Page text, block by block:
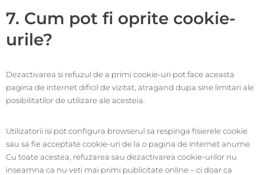
7. Cum pot fi oprite cookie-
urile?
Dezactivarea si refuzul de a primi cookie-uri pot face aceasta
pagina de internet dificil de vizitat, atragand dupa sine limitari ale
posibilitatilor de utilizare ale acesteia.
Utilizatorii isi pot configura browserul sa respinga fisierele cookie
sau sa fie acceptate cookie-uri de la o pagina de internet anume.
Cu toate acestea, refuzarea sau dezactivarea cookie-urilor nu
inseamna ca nu veti mai primi publicitate online – ci doar ca